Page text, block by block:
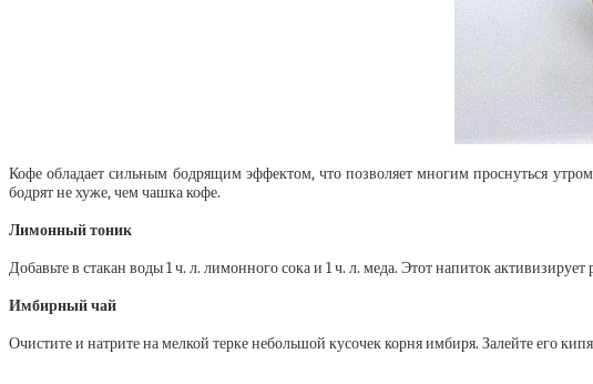
Кофе обладает сильным бодрящим эффектом, что позволяет многим проснуться
бодрят не хуже, чем чашка кофе.
Лимонный тоник
Добавьте в стакан воды 1 ч. л. лимонного сока и 1 ч. л. меда. Этот напиток
Имбирный чай
Очистите и натрите на мелкой терке небольшой кусочек корня имбиря. Залейте его